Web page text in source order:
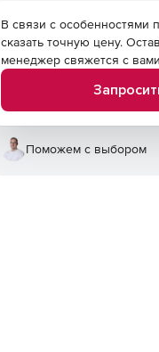
В связи с особенностями
сказать точную цену.
менеджер свяжется с вами
Поможем с выбором